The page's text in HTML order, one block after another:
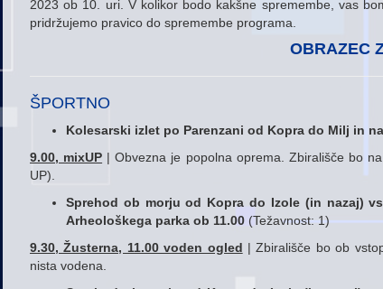
2023 ob 10. uri. V kolikor bodo kakšne spremembe, vas
pridržujemo pravico do spremembe programa.
OBRAZEC
ŠPORTNO
Kolesarski izlet po Parenzani od Kopra do Milj in
9.00, mixUP | Obvezna je popolna oprema. Zbirališče bo
UP).
Sprehod ob morju od Kopra do Izole (in nazaj)
Arheološkega parka ob 11.00 (Težavnost: 1)
9.30, Žusterna, 11.00 voden ogled | Zbirališče bo ob
nista vodena.